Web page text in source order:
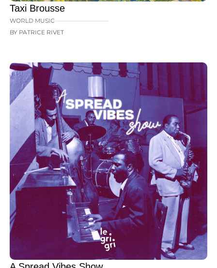
Taxi Brousse
WORLD MUSIC
BY PATRICE RIVET